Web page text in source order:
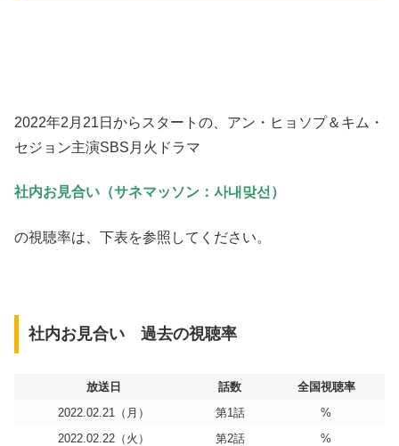
2022年2月21日からスタートの、アン・ヒョソプ＆キム・
セジョン主演SBS月火ドラマ
社内お見合い（サネマッソン：사내맞선）
の視聴率は、下表を参照してください。
社内お見合い 過去の視聴率
放送日 話数
全国視聴率
2022.02.21（月）
第1話
%
2022.02.22（火）
第2話
%